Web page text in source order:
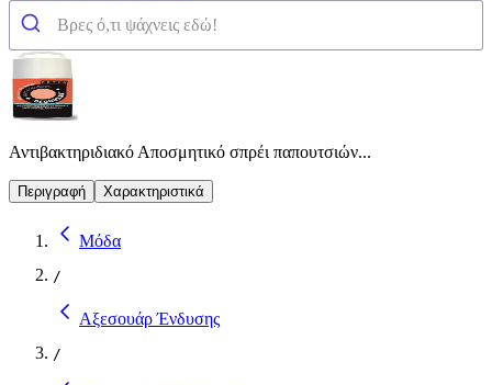
Αντιβακτηριδιακό Αποσμητικό σπρέι παπουτσιών...
Περιγραφή Χαρακτηριστικά
Μόδα
/
Αξεσουάρ Ένδυσης
/